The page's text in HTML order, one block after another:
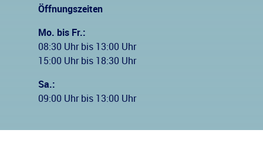
Öffnungszeiten
Mo. bis Fr.:
08:30 Uhr bis 13:00 Uhr
15:00 Uhr bis 18:30 Uhr
Sa.:
09:00 Uhr bis 13:00 Uhr